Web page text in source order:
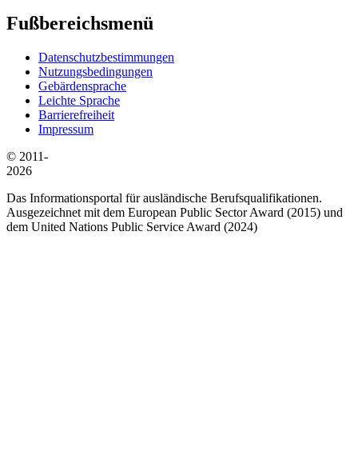
Fußbereichsmenü
Datenschutzbestimmungen
Nutzungsbedingungen
Gebärdensprache
Leichte Sprache
Barrierefreiheit
Impressum
© 2011-
2026
Das Informationsportal für ausländische Berufsqualifikationen.
Ausgezeichnet mit dem European Public Sector Award (2015) und
dem United Nations Public Service Award (2024)